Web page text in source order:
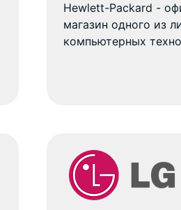
Hewlett-Packard -
магазин одного из
компьютерных